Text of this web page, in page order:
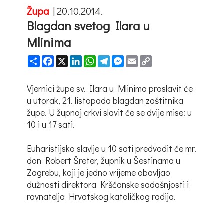
Župa |20.10.2014.
Blagdan svetog Ilara u
Mlinima
ShareFacebook
X LinkedInWhatsApp
TelegramMessenger
Email
Vjernici župe sv. Ilara u Mlinima proslavit će
u utorak, 21. listopada blagdan zaštitnika
župe. U župnoj crkvi slavit će se dvije mise: u
10 i u 17 sati.
Euharistijsko slavlje u 10 sati predvodit će mr.
don Robert Šreter, župnik u Šestinama u
Zagrebu, koji je jedno vrijeme obavljao
dužnosti direktora Kršćanske sadašnjosti i
ravnatelja Hrvatskog katoličkog radija.